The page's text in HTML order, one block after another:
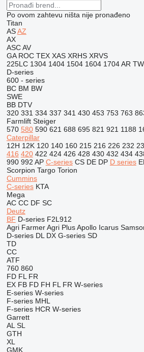
Po ovom zahtevu ništa nije pronađeno
Titan
AS AZ
AX
ASC AV
GA ROC TEX XAS XRHS XRVS
225LC 1304 1404 1504 1604 1704 AR TW
D-series
600 - series
BC BM BW
SWE
BB DTV
320 331 334 337 341 430 453 753 763
Farmlift Steiger
570 580 590 621 688 695 821 921 1188
Caterpillar
12H 12K 120 140 160 215 216 226 232
416 420 422 424 426 428 430 432 434
990 992 AP C-series CS DE DP D series
Scorpion Targo Torion
Cummins
C-series KTA
Mega
AC CC DF SC
Deutz
BF D-series F2L912
Agri Farmer Agri Plus Apollo Icarus
D-series DL DX G-series SD
TD
CC
ATF
760 860
FD FL FR
EX FB FD FH FL FR W-series
E-series W-series
F-series MHL
F-series HCR W-series
Garrett
AL SL
GTH
XL
GMK